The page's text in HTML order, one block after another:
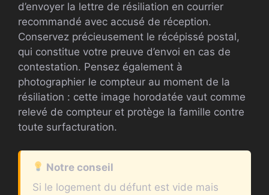
d’envoyer la lettre de résiliation en courrier
recommandé avec accusé de réception.
Conservez précieusement le récépissé postal,
qui constitue votre preuve d’envoi en cas de
contestation. Pensez également à
photographier le compteur au moment de la
résiliation : cette image horodatée vaut comme
relevé de compteur et protège la famille contre
toute surfacturation.
Notre conseil
Si le logement du défunt est vide mais